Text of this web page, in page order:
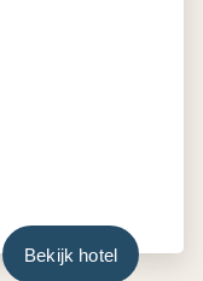
Bekijk hotel